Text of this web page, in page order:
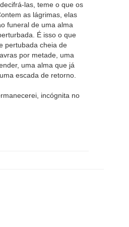
las, teme o que os
as lágrimas, elas
funeral de uma alma
É isso o que
pertubada cheia de
por metade, uma
uma alma que já
escada de retorno.
incógnita no